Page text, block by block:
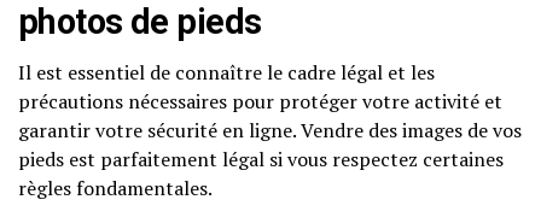
photos de pieds
Il est essentiel de connaître le cadre légal et les
précautions nécessaires pour protéger votre activité et
garantir votre sécurité en ligne. Vendre des images de vos
pieds est parfaitement légal si vous respectez certaines
règles fondamentales.